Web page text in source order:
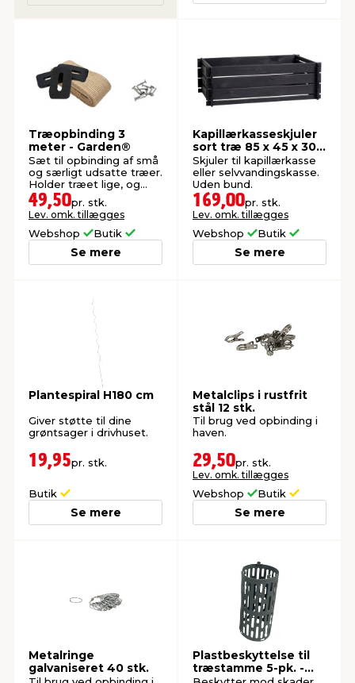
Træopbinding 3
meter - Garden®
Sæt til opbinding af små
og særligt udsatte træer.
Holder træet lige, og
beskytter mod blæst.
49,50pr. stk.
Lev. omk. tillægges
Webshop Butik
Se mere
Kapillærkasseskjuler
sort træ 85 x 45 x 30
cm
Skjuler til kapillærkasse
eller selvvandingskasse.
Uden bund.
169,00pr. stk.
Lev. omk. tillægges
Webshop Butik
Se mere
Plantespiral H180 cm
Giver støtte til dine
grøntsager i drivhuset.
19,95pr. stk.
Butik
Se mere
Metalclips i rustfrit
stål 12 stk.
Til brug ved opbinding i
haven.
29,50pr. stk.
Lev. omk. tillægges
Webshop Butik
Se mere
Metalringe
galvaniseret 40 stk.
Plastbeskyttelse til
træstamme 5-pk. -